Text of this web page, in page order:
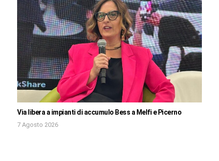
Via libera a impianti di accumulo Bess a Melfi e Picerno
7 Agosto 2026